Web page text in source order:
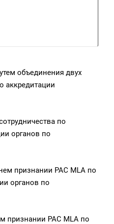
объединения двух
аккредитации
по
органов по
признании PAC MLA по
органов по
признании PAC MLA по